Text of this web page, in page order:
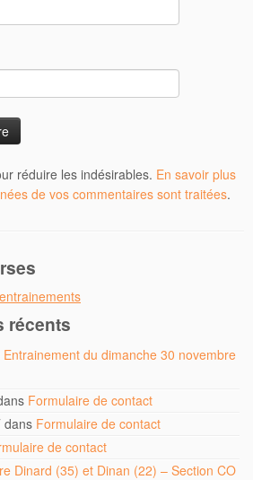
réduire les indésirables. En savoir plus
de vos commentaires sont traitées.
récents
Entrainement du dimanche 30 novembre
Formulaire de contact
dans Formulaire de contact
de contact
Dinard (35) et Dinan (22) – Section CO